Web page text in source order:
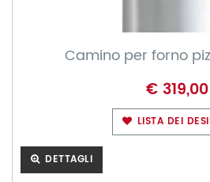
Camino per forno
€ 319,00
LISTA DEI
DETTAGLI